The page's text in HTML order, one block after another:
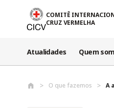
principal
COMITÊ
CRUZ VERMELHA
Atualidades Quem
O que fazemos A